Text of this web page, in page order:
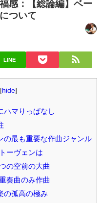
感：【総論編】ベー
ついて
LINE
[hide]
ハマりっぱなし
の最も重要な作曲ジャンル
ーヴェンは
の空前の大曲
奏曲のみ作曲
の孤高の極み